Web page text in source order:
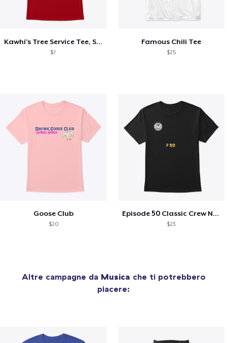
Kawhi’s Tree Service Tee, Shirts, Mug
$7
Famous Chili Tee
$25
Goose Club
$20
Episode 50 Classic Crew Neck T-Shirt
$23
Altre campagne da Musica che ti potrebbero
piacere: